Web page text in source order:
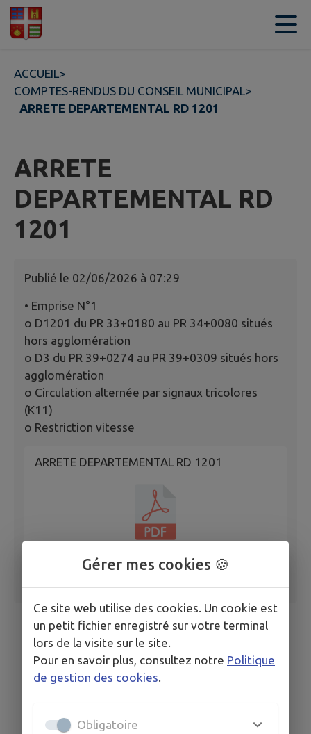
Contenu
ACCUEIL>
COMPTES-RENDUS DU CONSEIL MUNICIPAL>
ARRETE DEPARTEMENTAL RD 1201
ARRETE
DEPARTEMENTAL RD
1201
Publié le 02/06/2026 à 07:29
• Emprise N°1
o D1201 du PR 33+0180 au PR 34+0080 situés
hors agglomération
o D3 du PR 39+0274 au PR 39+0309 situés hors
agglomération
o Circulation alternée par signaux tricolores
(K11)
o Restriction vitesse
ARRETE DEPARTEMENTAL RD 1201
Gérer mes cookies 🍪
Ce site web utilise des cookies. Un cookie est
un petit fichier enregistré sur votre terminal
lors de la visite sur le site.
Pour en savoir plus, consultez notre Politique
de gestion des cookies
Obligatoire